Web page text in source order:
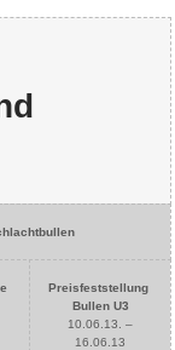
Preisfeststellung
Bullen U3
10.06.13. –
16.06.13